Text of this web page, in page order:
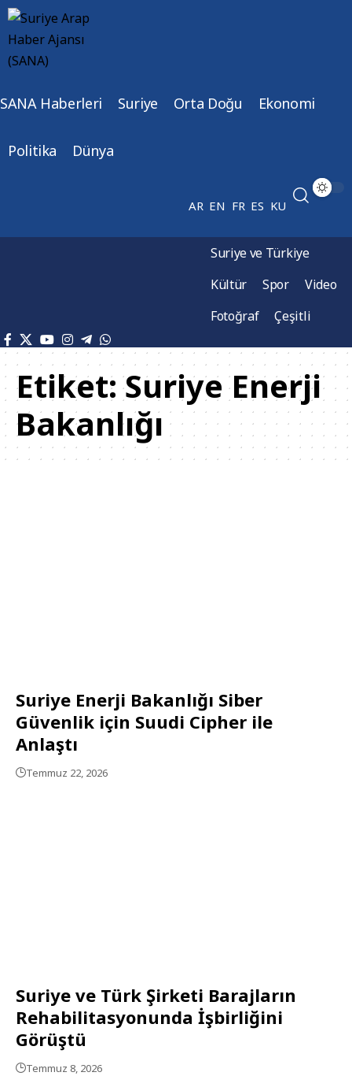
SANA Haberleri Suriye Orta Doğu Ekonomi
Politika Dünya
AR EN FR ES KU
Suriye ve Türkiye
Kültür
Spor
Video
Fotoğraf
Çeşitli
Etiket:Suriye Enerji
Bakanlığı
Suriye Enerji Bakanlığı Siber
Güvenlik için Suudi Cipher ile
Anlaştı
Temmuz 22, 2026
Suriye ve Türk Şirketi Barajların
Rehabilitasyonunda İşbirliğini
Görüştü
Temmuz 8, 2026